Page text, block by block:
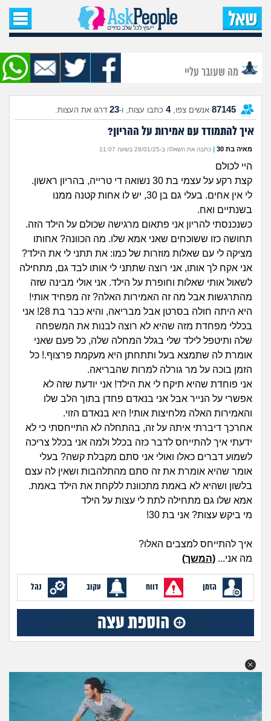
עמוד הבית
שאל שאלה
שאלות חדשות
שאלות שעוררו עניין
עצות חדשות
מה קורה כאן?
מדורים
זוגיות
היריון ולידה
הורות ומשפחה
מתבגרים
מהבקו"ם... ועד מתי?!
לימודים וסטודנטים
עבודה וקריירה
חברים ואנשים
שומרים על הגוף
פיננסי וכלכלה
בין הסדינים
חיות מחמד
יוקר המחיה
חיפוש שאלות
הרשמה | התחברות
מה שעובר עליי
87145 אנשים צפו,4 כתבו עצות, ו-23 דרגו את העצות.
איך להתמודד עם אמירות על ההריון?
מאיה בת 30 | כתבה את השאלה ב-28/01/25 בשעה 11:07
היי לכולם
קצת רקע על עצמי בת 30 נשואה די טרייה, בהריון ראשון.
לי אין אחים. בעלי גם בן 30, יש לו אחות קטנה ממנו
בשנתיים ואח.
כשנכנסתי להריון אני פתאום מרגישה שכולם על הילד הזה.
תחושה כזו ששוכחים שאני אמא שלו. מה הכוונה? אחותו
מציקה לי עם שאלות מוזרות של כמו: את תתני לי את הילד?
אני אקח לך אותו, אני רוצה שתתני לי אותו לבד גם, מתחילה
לשאול אותי שאלות וחופרת על הילד. אני אולי מבינה שזה
מהתרגשות אבל מה זה האמירות האלה? זה מפחיד אותי!
היא היתה חולה בסרטן אבל מבריאה, והיא כבר בת 28! אני
בכללי מפחדת מזה שהיא לא רוצה לבנות את המשפחה
שלה ותיטפל לילד שלי בגלל המחלה שלה, כל פעם שאני
אומרת לה שתמצא בעל ותתחתן היא מעקמת פרצוף.! כל
הזמן בוכה על מר גורלה למרות שהבריאה.
אני פוחדת שהיא תיקח לי את הילד! אני יודעת שזה לא
אפשרי על הנייר אבל אני בנאדם פחדן בתוך הלב שלו
והאמירות האלה מלחיצות אותי! היא בנאדם הזוי.
אחרכך דיברתי איתה על זה, בהתחלה לא התייחסתי כי לא
ידעתי איך להתייחס לדבר כזה בכלל ולמה אני בכלל צריכה
לשמוע דברים כאלו ואולי אני סתם מקבלת קשה? בעלי
אומר שהיא אומרת את זה סתם מהתלהבות ושאין לה עצם
בלשון ושהיא לא באמת מתכוונת ללקחת את הילד באמת.
אמא שלו גם מתחילה לתת לי עצות על הילד
מי ביקש עצות? אני בת 30!
איך להתייחס למצבים האלו?
מה אני... (המשך)
הזמן דווח עקוב נהל